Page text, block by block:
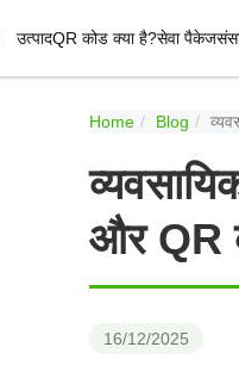
उत्पादQR कोड क्या है?सेवा पैकेज
Home Blog
और QR
16/12/2025